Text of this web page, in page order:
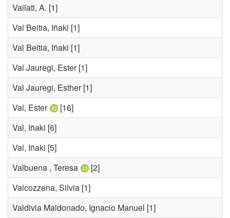
Vailati, A. [1]
Val Beitia, Iñaki [1]
Val Beitia, Iñaki [1]
Val Jauregi, Ester[1]
Val Jauregi, Esther[1]
Val, Ester
[16]
Val, Iñaki [6]
Val, Iñaki [5]
Valbuena , Teresa
[2]
Valcozzena, Silvia [1]
Valdivia Maldonado, Ignacio Manuel [1]